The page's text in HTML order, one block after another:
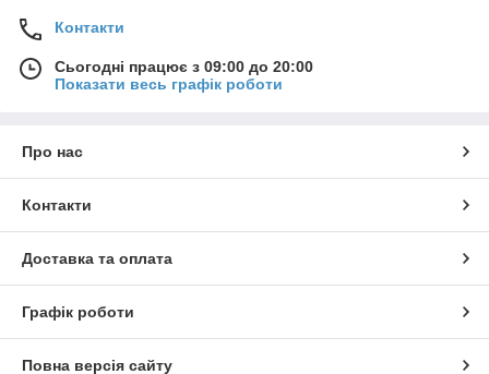
Контакти
Сьогодні працює з 09:00 до 20:00
Показати весь графік роботи
Про нас
Контакти
Доставка та оплата
Графік роботи
Повна версія сайту